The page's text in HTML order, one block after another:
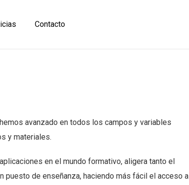
Contacto
avanzado en todos los campos y variables
y materiales.
en el mundo formativo, aligera tanto el
puesto de enseñanza, haciendo más fácil el acceso a